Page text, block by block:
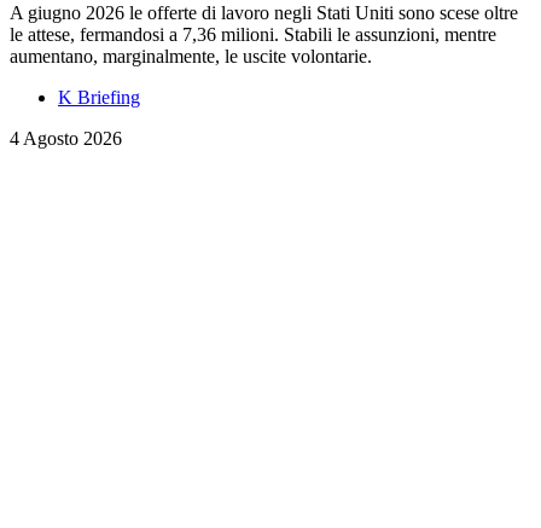
A giugno 2026 le offerte di lavoro negli Stati Uniti sono scese oltre
le attese, fermandosi a 7,36 milioni. Stabili le assunzioni, mentre
aumentano, marginalmente, le uscite volontarie.
K Briefing
4 Agosto 2026